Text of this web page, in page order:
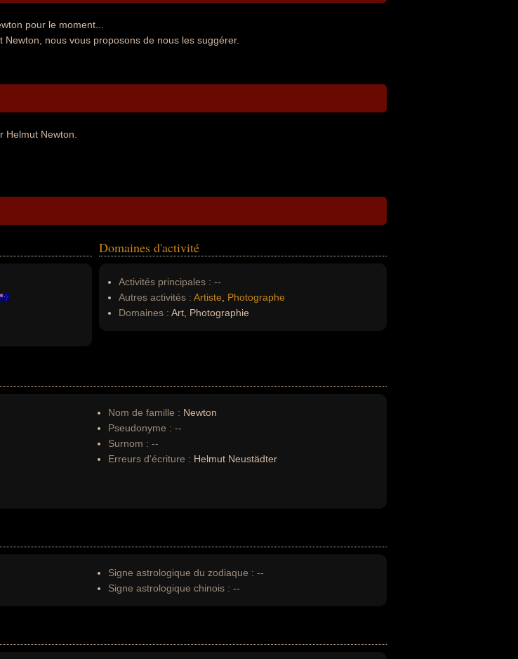
pour le moment...
nous vous proposons de nous les suggérer.
Newton.
Domaines d'activité
Activités principales : --
Autres activités : Artiste
Photographe
Domaines : Art, Photographie
Nom de famille : Newton
Pseudonyme : --
Surnom : --
Erreurs d'écriture : Helmut Neustädter
Signe astrologique du zodiaque : --
Signe astrologique chinois : --